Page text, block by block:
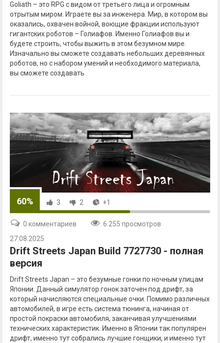
Goliath – это RPG с видом от третьего лица и огромным
отрытым миром. Играете вы за инженера. Мир, в котором вы
оказались, охвачен войной, воющие фракции используют
гигантских роботов – Голиафов. Именно Голиафов вы и
будете строить, чтобы выжить в этом безумном мире.
Изначально вы сможете создавать небольших деревянных
роботов, но с набором умений и необходимого материала,
вы сможете создавать
60% 3 2 +1
0 комментариев
6 255 просмотров
27.08.2025
Drift Streets Japan Build 7727730 - полная
версия
Drift Streets Japan – это безумные гонки по ночным улицам
Японии. Данный симулятор гонок заточен под дрифт, за
который начисляются специальные очки. Помимо различных
автомобилей, в игре есть система тюнинга, начиная от
простой покраски автомобиля, заканчивая улучшениями
технических характеристик. Именно в Японии так популярен
дрифт, именно тут собрались лучшие гонщики, и именно тут